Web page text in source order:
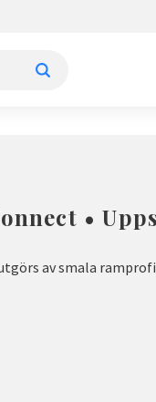
•
av smala